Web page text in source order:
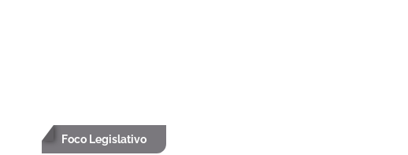
Foco Legislativo